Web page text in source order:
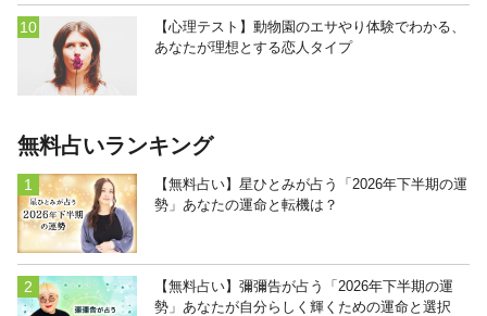
【心理テスト】動物園のエサやり体験でわかる、
あなたが理想とする恋人タイプ
無料占いランキング
【無料占い】星ひとみが占う「2026年下半期の運
勢」あなたの運命と転機は？
【無料占い】彌彌告が占う「2026年下半期の運
勢」あなたが自分らしく輝くための運命と選択